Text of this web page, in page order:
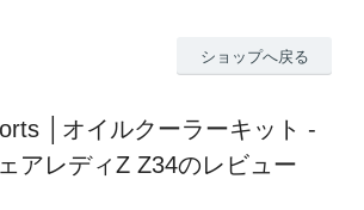
ショップへ戻る
│オイルクーラーキット -
アレディZ Z34のレビュー